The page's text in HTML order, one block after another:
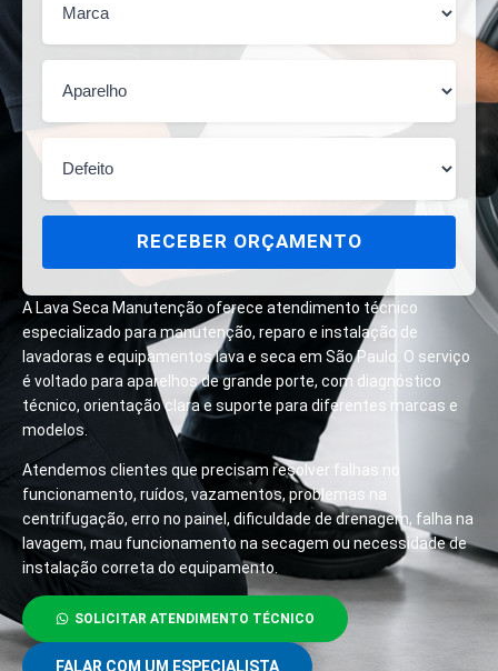
RECEBER ORÇAMENTO
A Lava Seca Manutenção oferece atendimento técnico
especializado para manutenção, reparo e instalação de
lavadoras e equipamentos lava e seca em São Paulo. O serviço
é voltado para aparelhos de grande porte, com diagnóstico
técnico, orientação clara e suporte para diferentes marcas e
modelos.
Atendemos clientes que precisam resolver falhas no
funcionamento, ruídos, vazamentos, problemas na
centrifugação, erro no painel, dificuldade de drenagem, falha na
lavagem, mau funcionamento na secagem ou necessidade de
instalação correta do equipamento.
SOLICITAR ATENDIMENTO TÉCNICO
FALAR COM UM ESPECIALISTA